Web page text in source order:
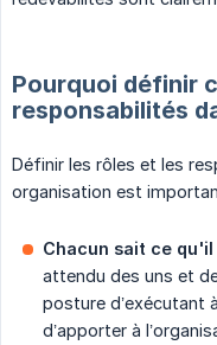
Pourquoi définir
responsabilités
Définir les rôles et les
organisation est
Chacun sait ce
attendu des uns et
posture d’exécutant
d’apporter à